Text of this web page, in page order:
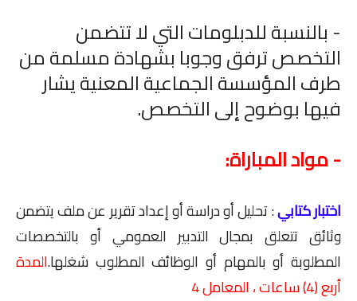
- بالنسبة للدبلومات التي لا تتضمن
التخصص ترفق وجوبا بشهادة مسلمة من
طرف المؤسسة الجماعية المعنية يشار
فيها بوضوح إلى التخصص.
- مواد المباراة:
اختبار كتابي: تحليل أو دراسة أو إعداد تقرير عن ملف يتضمن
وثائق تتعلق بمجال التدبير العمومي أو بالتخصصات
المطلوبة أو بالمهام أو الوظائف المطلوب شغلها.المدة
أربع (4) ساعات ، المعامل 4